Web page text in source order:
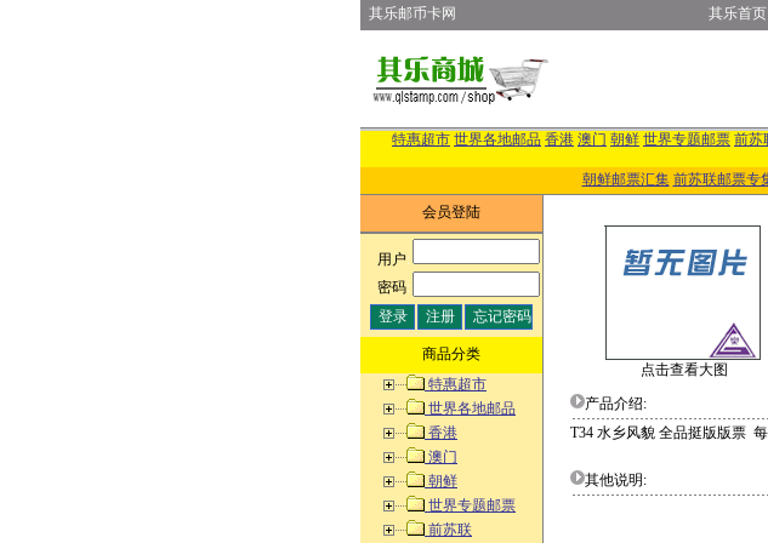
其乐邮币卡网 其乐首页
特惠超市 世界各地邮品 香港 澳门 朝鲜 世界专题邮票 前苏
朝鲜邮票汇集 前苏联邮票专
会员登陆
用户:
密码:
商品分类
特惠超市
世界各地邮品
香港
澳门
朝鲜
世界专题邮票
前苏联
点击查看大图
产品介绍:
T34 水乡风貌 全品挺版版票
其他说明: